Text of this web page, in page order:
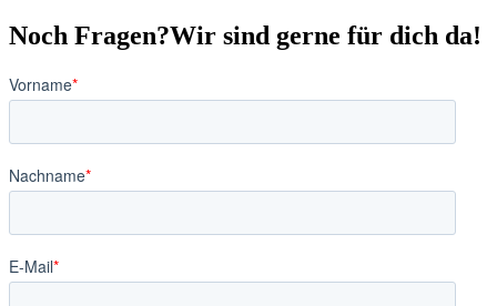
Noch Fragen?Wir sind gerne für dich da!